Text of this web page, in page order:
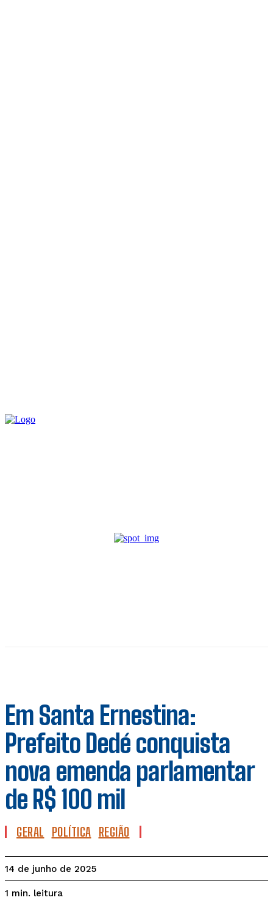
Em Santa Ernestina:
Prefeito Dedé conquista
nova emenda parlamentar
de R$ 100 mil
GERAL POLÍTICA REGIÃO
14 de junho de 2025
1 min. leitura